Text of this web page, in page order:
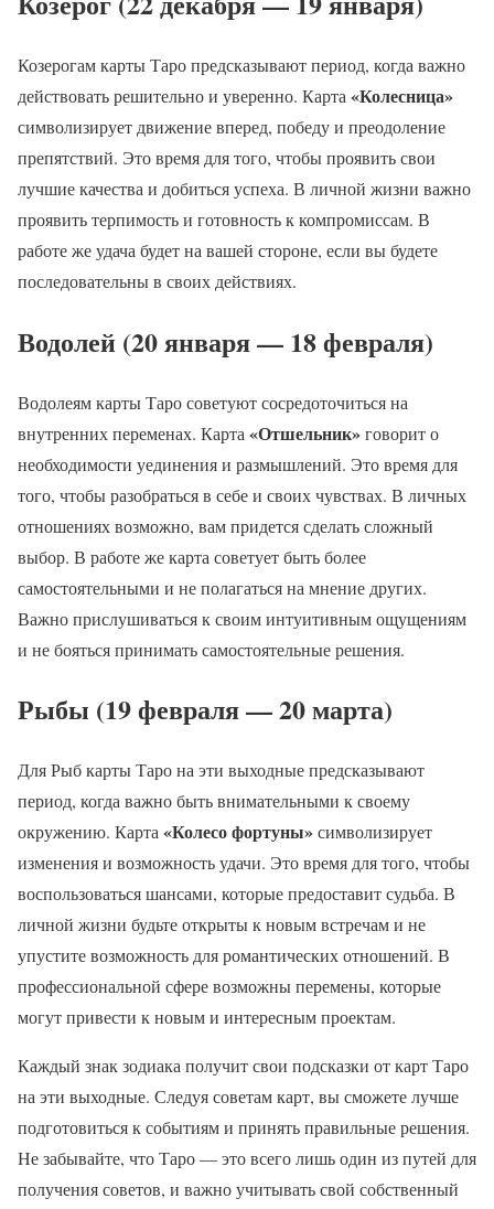
Козерогам карты Таро предсказывают период, когда важно
действовать решительно и уверенно. Карта «Колесница»
символизирует движение вперед, победу и преодоление
препятствий. Это время для того, чтобы проявить свои
лучшие качества и добиться успеха. В личной жизни важно
проявить терпимость и готовность к компромиссам. В
работе же удача будет на вашей стороне, если вы будете
последовательны в своих действиях.
Водолей (20 января — 18 февраля)
Водолеям карты Таро советуют сосредоточиться на
внутренних переменах. Карта «Отшельник»говорит о
необходимости уединения и размышлений. Это время для
того, чтобы разобраться в себе и своих чувствах. В личных
отношениях возможно, вам придется сделать сложный
выбор. В работе же карта советует быть более
самостоятельными и не полагаться на мнение других.
Важно прислушиваться к своим интуитивным ощущениям
и не бояться принимать самостоятельные решения.
Рыбы (19 февраля — 20 марта)
Для Рыб карты Таро на эти выходные предсказывают
период, когда важно быть внимательными к своему
окружению. Карта«Колесо фортуны»символизирует
изменения и возможность удачи. Это время для того, чтобы
воспользоваться шансами, которые предоставит судьба. В
личной жизни будьте открыты к новым встречам и не
упустите возможность для романтических отношений. В
профессиональной сфере возможны перемены, которые
могут привести к новым и интересным проектам.
Каждый знак зодиака получит свои подсказки от карт Таро
на эти выходные. Следуя советам карт, вы сможете лучше
подготовиться к событиям и принять правильные решения.
Не забывайте, что Таро — это всего лишь один из путей для
получения советов, и важно учитывать свой собственный